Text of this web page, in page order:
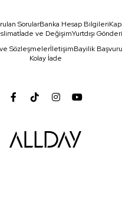
SorularBanka Hesap Bilgileri
İade ve DeğişimYurtdışı
SözleşmelerİletişimBayilik
Kolay İade